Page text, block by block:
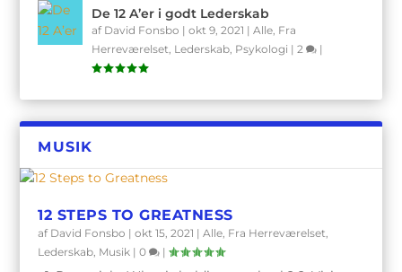
De 12 A’er i godt Lederskab
af David Fonsbo |okt 9, 2021 |Alle Fra
Herreværelset Lederskab Psykologi |2 |
MUSIK
12 STEPS TO GREATNESS
af David Fonsbo |okt 15, 2021 |Alle Fra Herreværelset
Lederskab Musik |0 |